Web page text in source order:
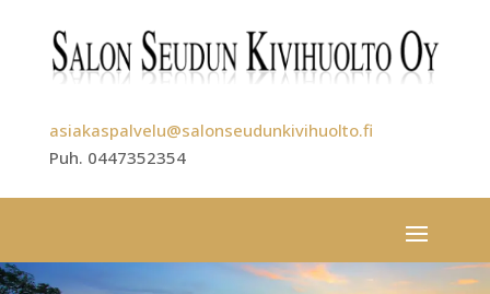
asiakaspalvelu@salonseudunkivihuolto.fi
Puh. 0447352354